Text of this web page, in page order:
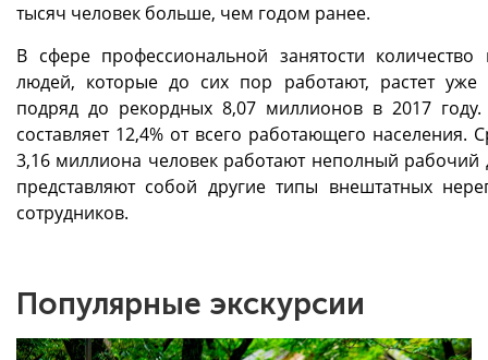
тысяч человек больше, чем годом ранее.
В сфере профессиональной занятости количество
людей, которые до сих пор работают, растет уже
подряд до рекордных 8,07 миллионов в 2017
составляет 12,4% от всего работающего населения.
3,16 миллиона человек работают неполный рабочий
представляют собой другие типы внештатных
сотрудников.
Популярные экскурсии